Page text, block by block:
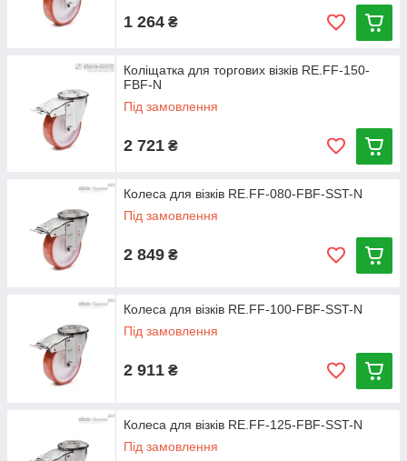
1 264 ₴
Коліщатка для торгових візків RE.FF-150-
FBF-N
Під замовлення
2 721 ₴
Колеса для візків RE.FF-080-FBF-SST-N
Під замовлення
2 849 ₴
Колеса для візків RE.FF-100-FBF-SST-N
Під замовлення
2 911 ₴
Колеса для візків RE.FF-125-FBF-SST-N
Під замовлення